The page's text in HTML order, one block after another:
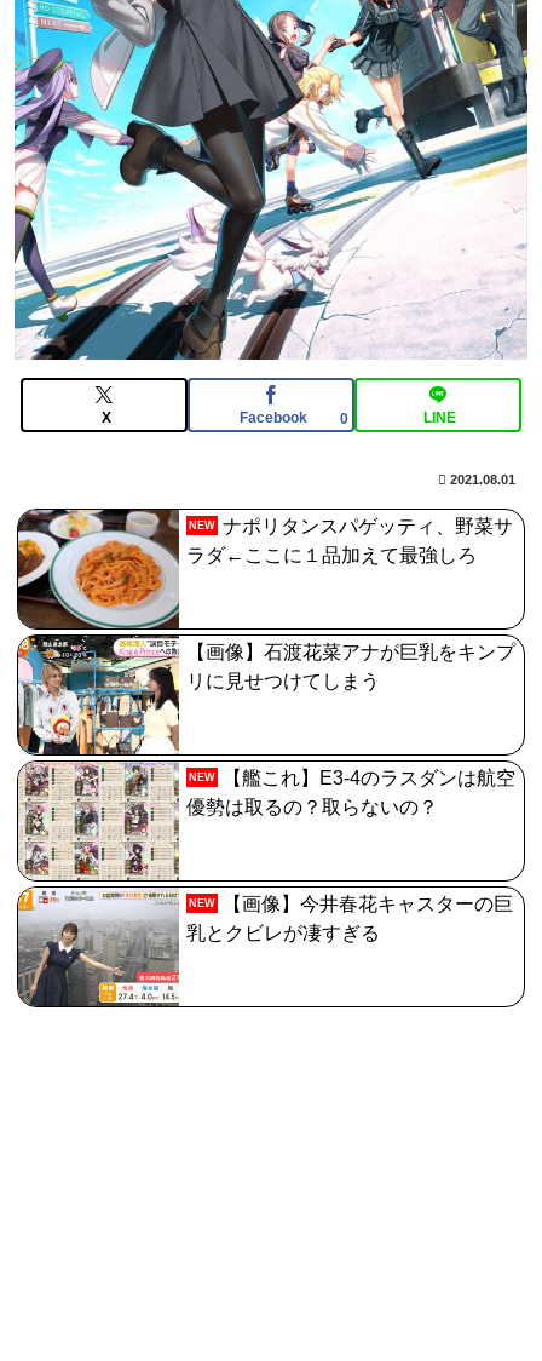
んなの反応まとめ
【悲報】内田りこ「社会に戻りたいです」
【FGO】まず宇宙進出が霊長譲ることに繋がるのが納得
してない
X Facebook 0 LINE
2021.08.01
NEW ナポリタンスパゲッティ、野菜サ
ラダ←ここに１品加えて最強しろ
【画像】石渡花菜アナが巨乳をキンプ
リに見せつけてしまう
NEW
【艦これ】E3-4のラスダンは航空
優勢は取るの？取らないの？
NEW
【画像】今井春花キャスターの巨
乳とクビレが凄すぎる